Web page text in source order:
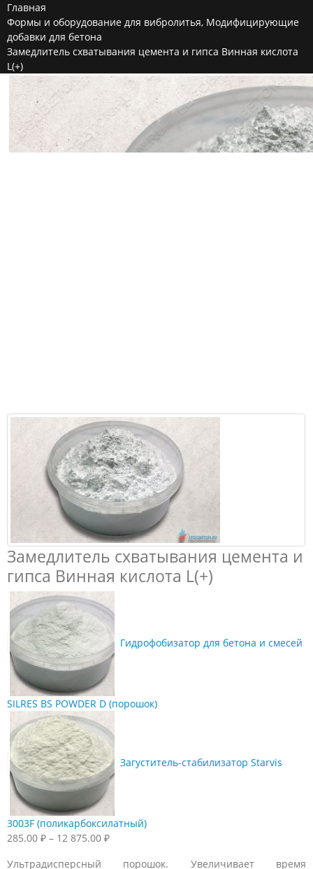
Главная
Формы и оборудование для вибролитья, Модифицирующие
добавки для бетона
Замедлитель схватывания цемента и гипса Винная кислота
L(+)
Замедлитель схватывания цемента и
гипса Винная кислота L(+)
Гидрофобизатор для бетона и смесей
SILRES BS POWDER D (порошок)
Загуститель-стабилизатор Starvis
3003F (поликарбоксилатный)
285.00 ₽ – 12 875.00 ₽Диапазон
Ультрадисперсный порошок. Увеличивает время